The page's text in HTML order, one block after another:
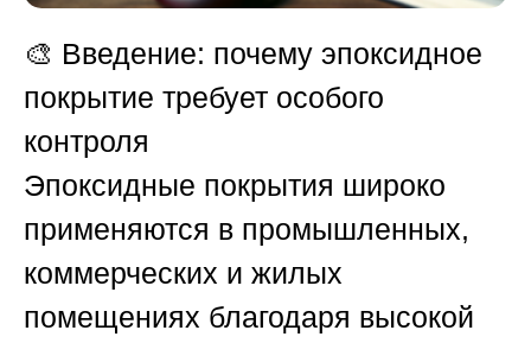
🎨 Введение: почему эпоксидное
покрытие требует особого
контроля
Эпоксидные покрытия широко
применяются в промышленных,
коммерческих и жилых
помещениях благодаря высокой